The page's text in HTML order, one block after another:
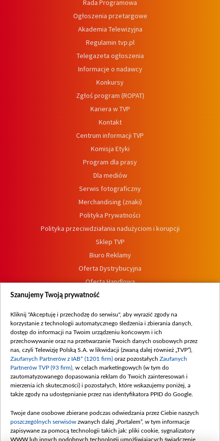
Rada Programowa
Ogłoszenia przetargowe
Akademia Telewizyjna
Regulamin tvp.pl
Telegazeta ogłoszenia
Informacje o nadawcy
Konkursy
Zgłoś program (ROPAT)
Kariera w TVP
Kontakt
Centrum informacji TVP
Komisja Etyki
Program dla prasy
Dla mediów
Serwis fotograficzny
Merchandising (znaki)
Polityka Prywatności
Polityka przeciwdziałania nadużyciom i korupcji
Sklep TVP
Biuro Reklamy
Oferta Dystrybucyjna
Oferta Handlowa
Dostępność
Procedura zgłoszeń wewnętrznych
Szanujemy Twoją prywatność
Kliknij "Akceptuję i przechodzę do serwisu", aby wyrazić zgody na
korzystanie z technologii automatycznego śledzenia i zbierania danych,
dostęp do informacji na Twoim urządzeniu końcowym i ich
przechowywanie oraz na przetwarzanie Twoich danych osobowych przez
nas, czyli Telewizję Polską S.A. w likwidacji (zwaną dalej również „TVP”),
Zaufanych Partnerów z IAB* (1201 firm) oraz pozostałych Zaufanych
Partnerów TVP (93 firm) , w celach marketingowych (w tym do
zautomatyzowanego dopasowania reklam do Twoich zainteresowań i
mierzenia ich skuteczności) i pozostałych, które wskazujemy poniżej, a
także zgody na udostępnianie przez nas identyfikatora PPID do Google.
Twoje dane osobowe zbierane podczas odwiedzania przez Ciebie naszych
poszczególnych serwisów zwanych dalej „Portalem”, w tym informacje
zapisywane za pomocą technologii takich jak: pliki cookie, sygnalizatory
WWW lub innych podobnych technologii umożliwiających świadczenie